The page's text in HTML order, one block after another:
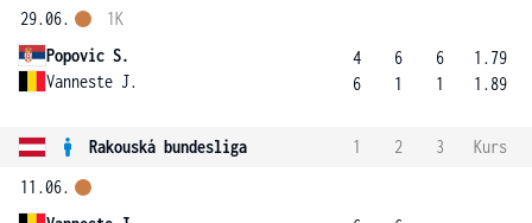
29.06.
Popovic S.
Vanneste J.
1K
4
6
6
1
6
1
1.79
1.89
Rakouská bundesliga 1 2 3
Kurs
11.06.